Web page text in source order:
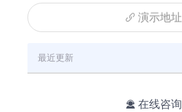
 演示地址
最近更新
 在线咨询